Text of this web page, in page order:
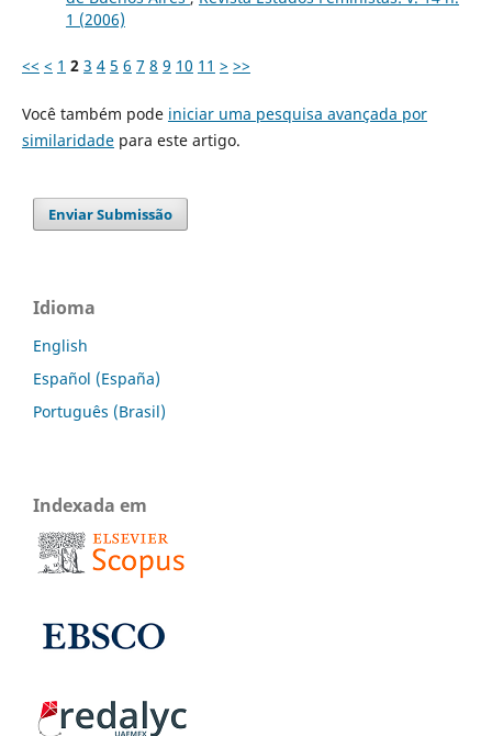
1 (2006)
<< < 1 2 3 4 5 6 7 8 9 10 11 > >>
Você também pode iniciar uma pesquisa avançada por
similaridadepara este artigo.
Enviar Submissão
Idioma
English
Español (España)
Português (Brasil)
Indexada em